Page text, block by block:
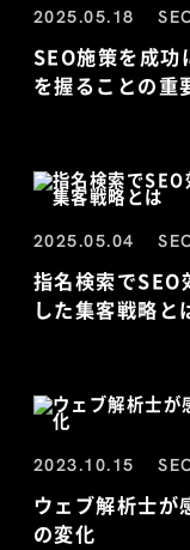
2025.05.18
SEO施策を成功
を握ることの重
2025.05.04
指名検索でSEO
した集客戦略と
2023.10.15
ウェブ解析士が
の変化